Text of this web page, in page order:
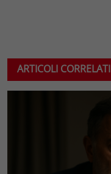
ARTICOLI CORRELATI